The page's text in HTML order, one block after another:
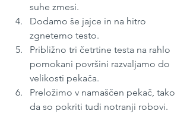
suhe zmesi.
Dodamo še jajce in na hitro
zgnetemo testo.
Približno tri četrtine testa na rahlo
pomokani površini razvaljamo do
velikosti pekača.
Preložimo v namaščen pekač, tako
da so pokriti tudi notranji robovi.